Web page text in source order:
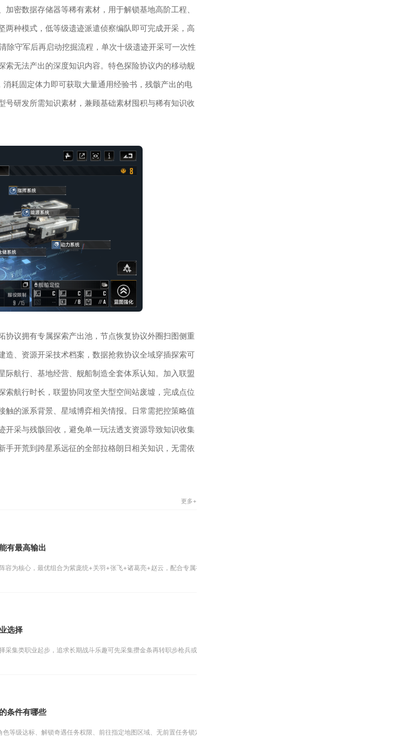
密数据存储器等稀有素材，用于解锁基地高阶工程、
种模式，低等级遗迹派遣侦察编队即可完成开采，高
除守军后再启动挖掘流程，单次十级遗迹开采可一次性
无法产出的深度知识内容。特色探险协议内的移动舰
耗固定体力即可获取大量通用经验书，残骸产出的电
研发所需知识素材，兼顾基础素材囤积与稀有知识收
议拥有专属探索产出池，节点恢复协议外圈扫图侧重
、资源开采技术档案，数据抢救协议全域穿插探索可
航行、基地经营、舰船制造全套体系认知。加入联盟
航行时长，联盟协同攻坚大型空间站废墟，完成点位
的派系背景、星域博弈相关情报。日常需把控策略值
采与残骸回收，避免单一玩法透支资源导致知识收集
开荒到跨星系远征的全部拉格朗日相关知识，无需依
更多+
有最高输出
容为核心，最优组合为紫庞统+关羽+张飞+诸葛亮+赵云，配合专属神兵与智力拉满的养成，可...
选择
采集类职业起步，追求长期战斗乐趣可先采集攒金条再转职步枪兵或病毒专家，制造类职业不适合...
条件有哪些
等级达标、解锁奇遇任务权限、前往指定地图区域、无前置任务锁定及背包预留空间五大核心条...